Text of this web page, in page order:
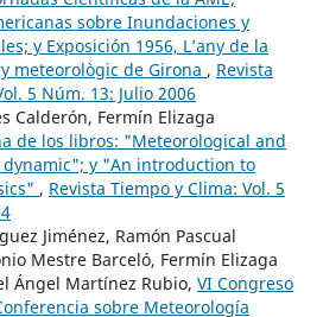
sobre Inundaciones y
y Exposición 1956, L’any de la
meteorològic de Girona , Revista
5 Núm. 13: Julio 2006
Calderón, Fermín Elizaga
de los libros: "Meteorological and
y "An introduction to
, Revista Tiempo y Clima: Vol. 5
Jiménez, Ramón Pascual
Mestre Barceló, Fermín Elizaga
Ángel Martínez Rubio, VI Congreso
sobre Meteorología